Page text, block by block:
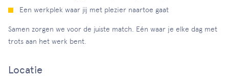
Een werkplek waar jij met plezier naartoe gaat
Samen zorgen we voor de juiste match. Eén waar je elke dag met
trots aan het werk bent.
Locatie